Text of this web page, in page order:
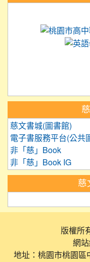
慈文書城(圖書館)
電子書服務平台(公共
非「慈」Book
非「慈」Book IG
慈
版權所
網
地址：桃園市桃園